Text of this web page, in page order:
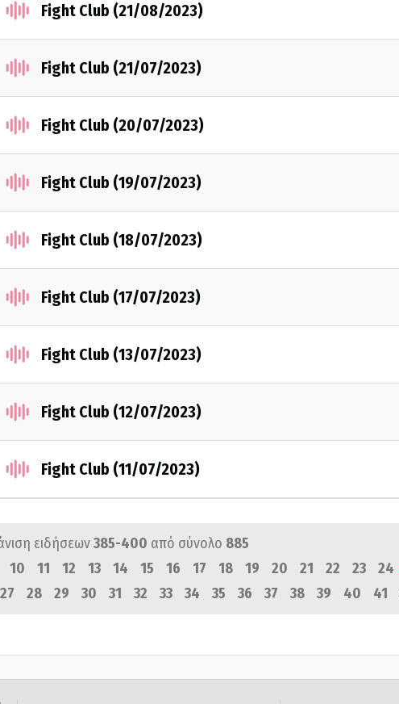
Fight Club (21/08/2023)
Fight Club (21/07/2023)
Fight Club (20/07/2023)
Fight Club (19/07/2023)
Fight Club (18/07/2023)
Fight Club (17/07/2023)
Fight Club (13/07/2023)
Fight Club (12/07/2023)
Fight Club (11/07/2023)
ειδήσεων385-400 από σύνολο 885
10 11 12 13 14 15 16 17 18 19 20 21 22 23 24
27 28 29 30 31 32 33 34 35 36 37 38 39 40 41